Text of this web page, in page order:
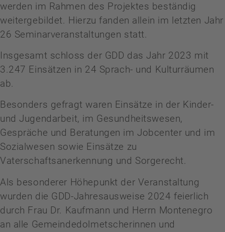
werden im Rahmen des Projektes beständig
weitergebildet. Hierzu fanden allein im letzten Jahr
26 Seminarveranstaltungen statt.
Insgesamt schloss der GDD das Jahr 2023 mit
3.247 Einsätzen in 24 Sprach- und Kulturräumen
ab.
Besonders gefragt waren Einsätze in der Kinder-
und Jugendarbeit, im Gesundheitswesen,
Gespräche und Beratungen im Jobcenter und im
Sozialwesen sowie Einsätze zu
Vaterschaftsanerkennung und Sorgerecht.
Als besonderer Höhepunkt der Veranstaltung
wurden die GDD-Jahresausweise 2024 feierlich
durch Frau Dr. Kaufmann und Herrn Montenegro
an alle Gemeindedolmetscherinnen und